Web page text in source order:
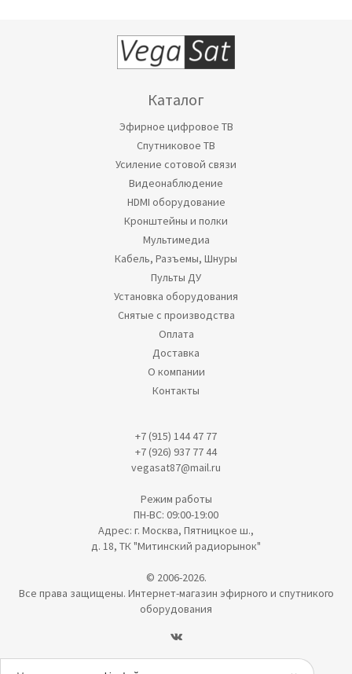
Каталог
Эфирное цифровое ТВ
Спутниковое ТВ
Усиление сотовой связи
Видеонаблюдение
HDMI оборудование
Кронштейны и полки
Мультимедиа
Кабель, Разъемы, Шнуры
Пульты ДУ
Установка оборудования
Снятые с производства
Оплата
Доставка
О компании
Контакты
+7 (915) 144 47 77
+7 (926) 937 77 44
vegasat87@mail.ru
Режим работы
ПН-ВС: 09:00-19:00
Адрес: г. Москва, Пятницкое ш.,
д. 18, ТК "Митинский радиорынок"
© 2006-2026.
Все права защищены. Интернет-магазин эфирного и спутникого
оборудования